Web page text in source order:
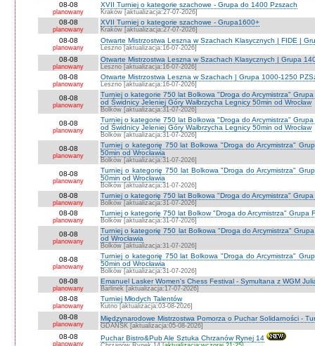
08-08
planowany
XVII Turniej o kategorie szachowe - Grupa do 1400 Pzszach
Kraków [aktualizacja:27-07-2026]
08-08
planowany
XVII Turniej o kategorie szachowe - Grupa1600+
Kraków [aktualizacja:27-07-2026]
08-08
planowany
Otwarte Mistrzostwa Leszna w Szachach Klasycznych | FIDE |
Leszno [aktualizacja:16-07-2026]
08-08
planowany
Otwarte Mistrzostwa Leszna w Szachach Klasycznych | Grupa
Leszno [aktualizacja:16-07-2026]
08-08
planowany
Otwarte Mistrzostwa Leszna w Szachach | Grupa 1000-1250
Leszno [aktualizacja:16-07-2026]
08-08
planowany
Turniej o kategorie 750 lat Bolkowa "Droga do Arcymistrza"
od Świdnicy Jeleniej Góry Wałbrzycha Legnicy 50min od Wrocław
Bolków [aktualizacja:31-07-2026]
08-08
planowany
Turniej o kategorie 750 lat Bolkowa "Droga do Arcymistrza"
od Świdnicy Jeleniej Góry Wałbrzycha Legnicy 50min od Wrocław
Bolków [aktualizacja:31-07-2026]
08-08
planowany
Turniej o kategorię 750 lat Bolkowa "Droga do Arcymistrza"
50min od Wrocławia
Bolków [aktualizacja:31-07-2026]
08-08
planowany
Turniej o kategorię 750 lat Bolkowa "Droga do Arcymistrza"
50min od Wrocławia
Bolków [aktualizacja:31-07-2026]
08-08
planowany
Turniej o kategorię 750 lat Bolkowa "Droga do Arcymistrza"
Bolków [aktualizacja:31-07-2026]
08-08
planowany
Turniej o kategorię 750 lat Bolkow "Droga do Arcymistrza" Grupa
Bolków [aktualizacja:31-07-2026]
08-08
planowany
Turniej o kategorię 750 lat Bolkowa "Droga do Arcymistrza"
od Wrocławia
Bolków [aktualizacja:31-07-2026]
08-08
planowany
Turniej o kategorię 750 lat Bolkowa "Droga do Arcymistrza"
50min od Wrocławia
Bolków [aktualizacja:31-07-2026]
08-08
planowany
Emanuel Lasker Women's Chess Festival - Symultana z WGM
Barlinek [aktualizacja:17-07-2026]
08-08
planowany
Turniej Młodych Talentów
Kutno [aktualizacja:03-08-2026]
08-08
planowany
Międzynarodowe Mistrzostwa Pomorza o Puchar Solidarności -
GDAŃSK [aktualizacja:05-08-2026]
08-08
planowany
Puchar Bistro&Pub Ale Sztuka Chrzanów Rynej 14